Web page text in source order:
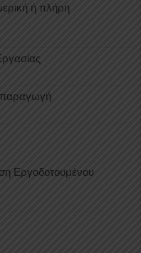
ή πλήρη
παραγωγή
Eργοδοτουμένου